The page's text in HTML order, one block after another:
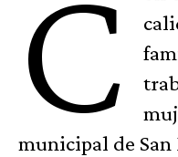
C
municipal de San